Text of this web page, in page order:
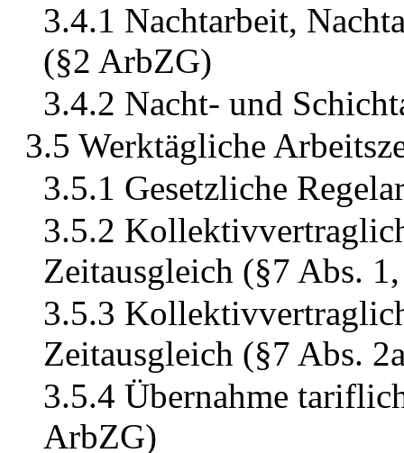
3.4.1 Nachtarbeit,
(§2 ArbZG)
3.4.2 Nacht- und
3.5 Werktägliche
3.5.1 Gesetzliche
3.5.2
Zeitausgleich (§7 Abs.
3.5.3
Zeitausgleich (§7 Abs.
3.5.4 Übernahme
ArbZG)